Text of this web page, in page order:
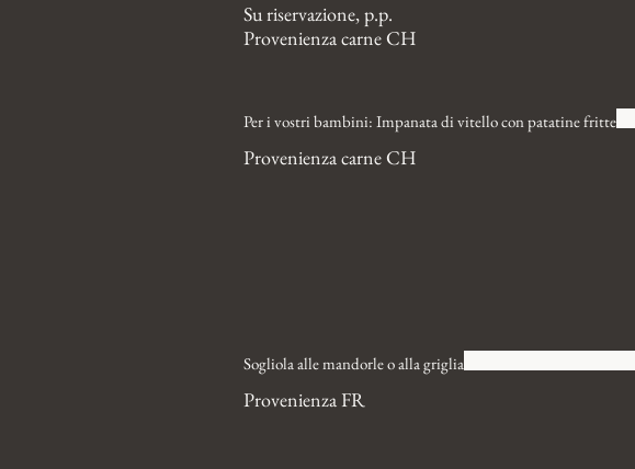
Su riservazione, p.p.
Provenienza carne CH
Per i vostri bambini: Impanata di vitello con patatine fritte
Provenienza carne CH
Sogliola alle mandorle o alla griglia
Provenienza FR